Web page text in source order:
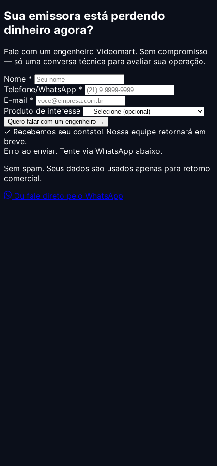
Sua emissora está perdendo
dinheiro agora?
Fale com um engenheiro Videomart. Sem compromisso
— só uma conversa técnica para avaliar sua operação.
Nome *
Telefone/WhatsApp *
E-mail *
Produto de interesse
Quero falar com um engenheiro →
✓ Recebemos seu contato! Nossa equipe retornará em
breve.
Erro ao enviar. Tente via WhatsApp abaixo.
Sem spam. Seus dados são usados apenas para retorno
comercial.
Ou fale direto pelo WhatsApp